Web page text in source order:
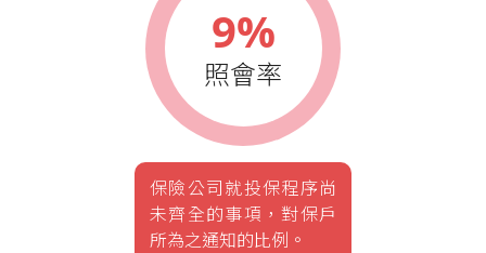
9%
照會率
保險公司就投保程序尚
未齊全的事項，對保戶
所為之通知的比例。